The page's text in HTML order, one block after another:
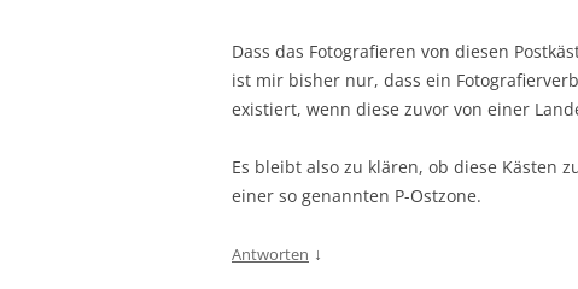
Dass das Fotografieren von diesen
ist mir bisher nur, dass ein
existiert, wenn diese zuvor von einer
Es bleibt also zu klären, ob diese Kästen
einer so genannten P-Ostzone.
Antworten ↓